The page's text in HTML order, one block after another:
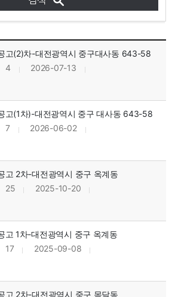
고(2)차-대전광역시 중구대사동 643-58
4 2026-07-13
고(1차)-대전광역시 중구 대사동 643-58
7 2026-06-02
고 2차-대전광역시 중구 옥계동
25 2025-10-20
고 1차-대전광역시 중구 옥계동
17 2025-09-08
고 2차-대전광역시 중구 목달동